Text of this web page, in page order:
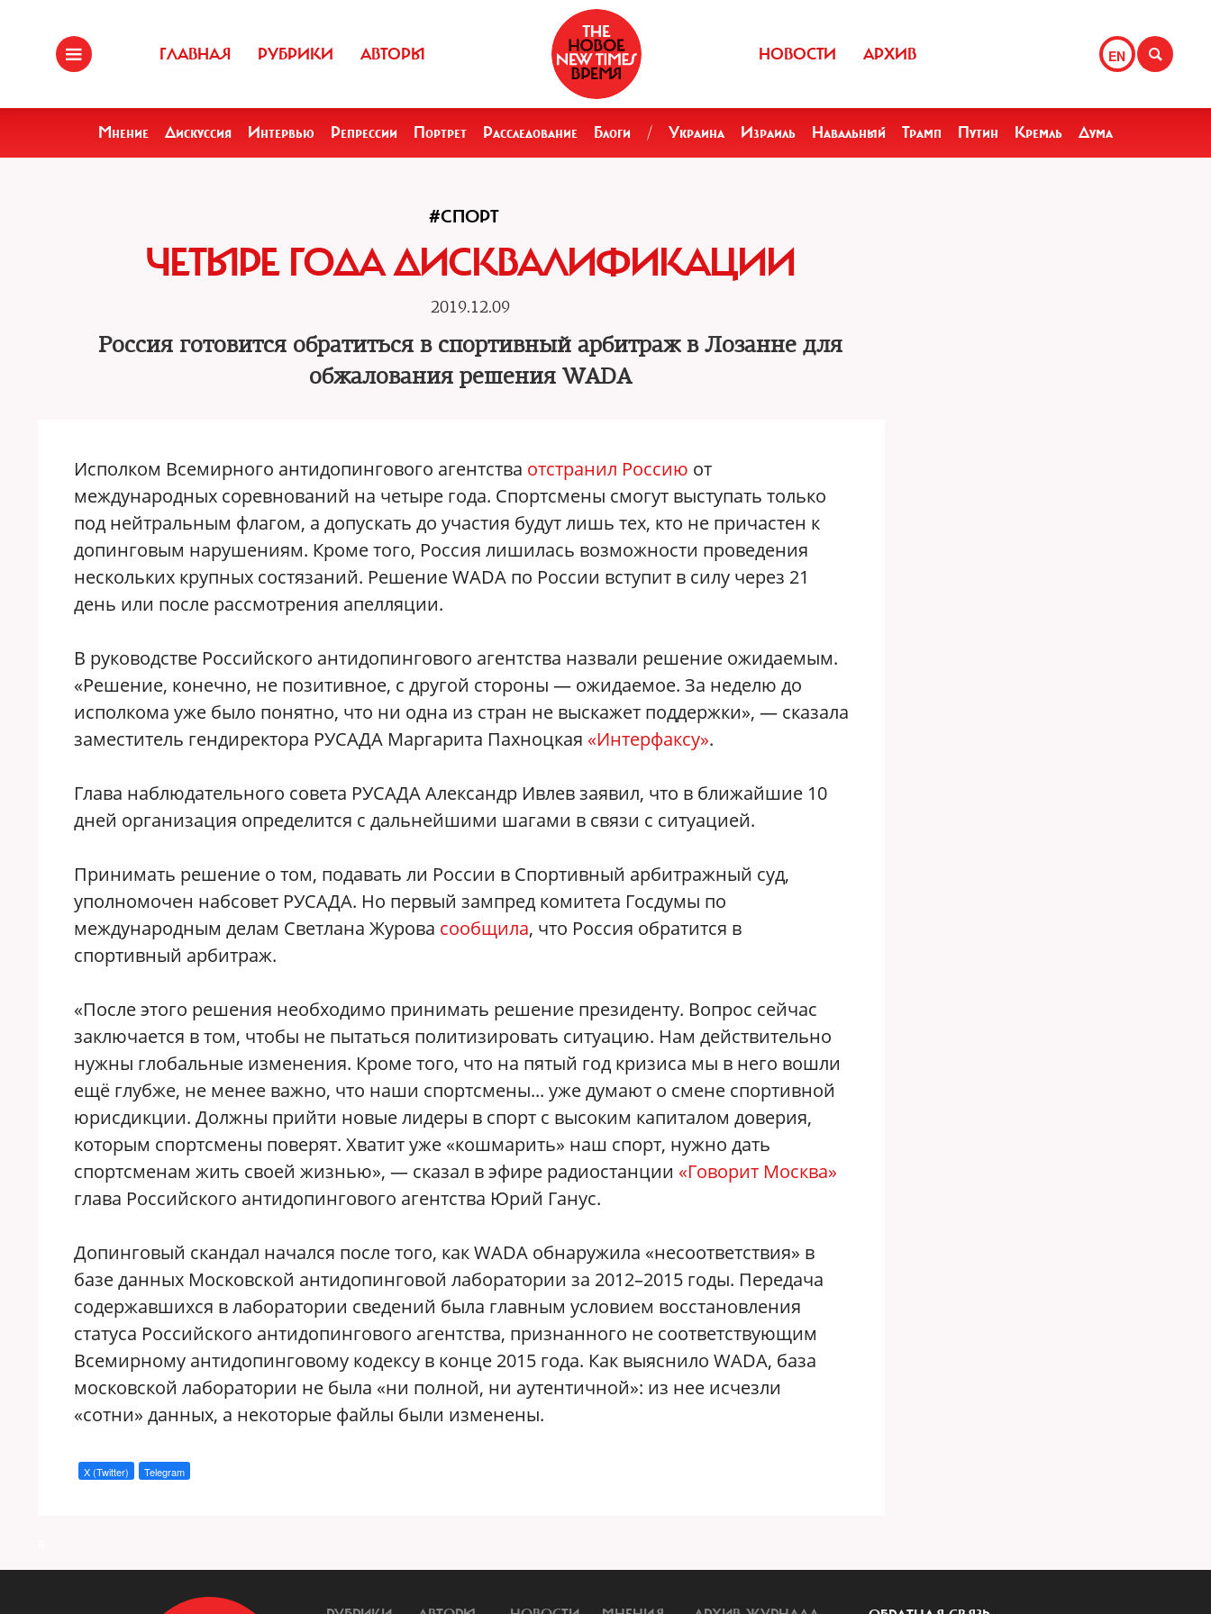
ГЛАВНАЯ РУБРИКИ АВТОРЫ EN
НОВОСТИ АРХИВ
Мнение Дискуссия Интервью Репрессии Портрет Расследование Блоги / Украина Израиль Навальный Трамп Путин Кремль Дума
#СПОРТ
ЧЕТЫРЕ ГОДА ДИСКВАЛИФИКАЦИИ
2019.12.09
Россия готовится обратиться в спортивный арбитраж в Лозанне для
обжалования решения WADA
Исполком Всемирного антидопингового агентства отстранил Россию от
международных соревнований на четыре года. Спортсмены смогут выступать только
под нейтральным флагом, а допускать до участия будут лишь тех, кто не причастен к
допинговым нарушениям. Кроме того, Россия лишилась возможности проведения
нескольких крупных состязаний. Решение WADA по России вступит в силу через 21
день или после рассмотрения апелляции.
В руководстве Российского антидопингового агентства назвали решение ожидаемым.
«Решение, конечно, не позитивное, с другой стороны — ожидаемое. За неделю до
исполкома уже было понятно, что ни одна из стран не выскажет поддержки», — сказала
заместитель гендиректора РУСАДА Маргарита Пахноцкая «Интерфаксу».
Глава наблюдательного совета РУСАДА Александр Ивлев заявил, что в ближайшие 10
дней организация определится с дальнейшими шагами в связи с ситуацией.
Принимать решение о том, подавать ли России в Спортивный арбитражный суд,
уполномочен набсовет РУСАДА. Но первый зампред комитета Госдумы по
международным делам Светлана Журова сообщила, что Россия обратится в
спортивный арбитраж.
«После этого решения необходимо принимать решение президенту. Вопрос сейчас
заключается в том, чтобы не пытаться политизировать ситуацию. Нам действительно
нужны глобальные изменения. Кроме того, что на пятый год кризиса мы в него вошли
ещё глубже, не менее важно, что наши спортсмены... уже думают о смене спортивной
юрисдикции. Должны прийти новые лидеры в спорт с высоким капиталом доверия,
которым спортсмены поверят. Хватит уже «кошмарить» наш спорт, нужно дать
спортсменам жить своей жизнью», — сказал в эфире радиостанции «Говорит Москва»
глава Российского антидопингового агентства Юрий Ганус.
Допинговый скандал начался после того, как WADA обнаружила «несоответствия» в
базе данных Московской антидопинговой лаборатории за 2012–2015 годы. Передача
содержавшихся в лаборатории сведений была главным условием восстановления
статуса Российского антидопингового агентства, признанного не соответствующим
Всемирному антидопинговому кодексу в конце 2015 года. Как выяснило WADA, база
московской лаборатории не была «ни полной, ни аутентичной»: из нее исчезли
«сотни» данных, а некоторые файлы были изменены.
X (Twitter) Telegram